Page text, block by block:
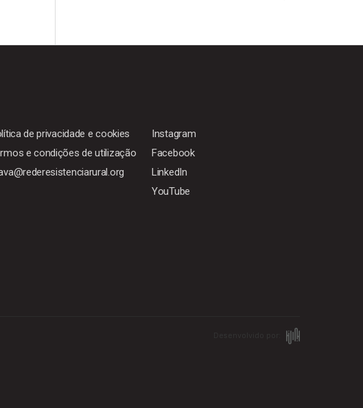
de privacidade e cookies
e condições de utilização
Instagram
Facebook
LinkedIn
YouTube